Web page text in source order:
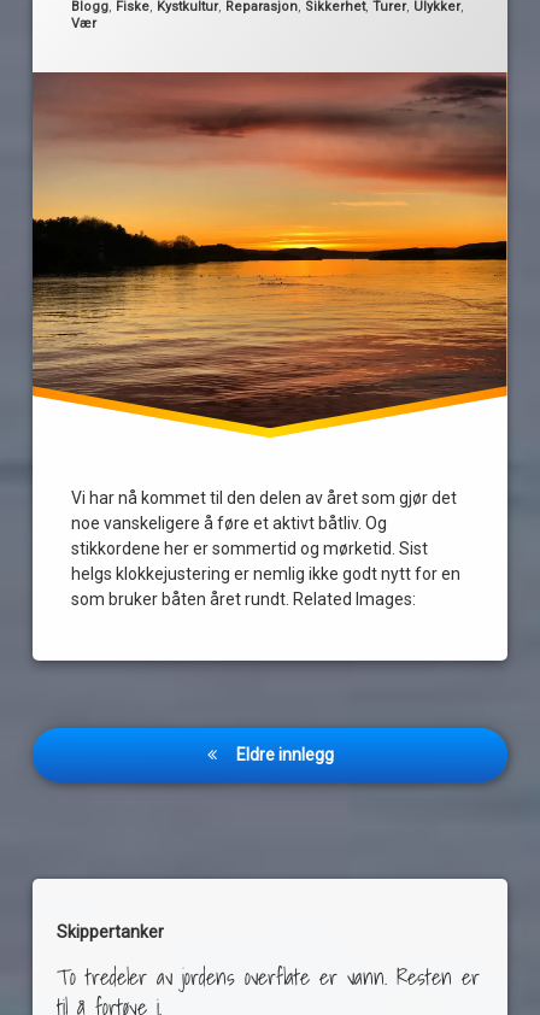
Kategorier:
Blogg, Fiske, Kystkultur, Reparasjon, Sikkerhet,Turer, Ulykker,
Vær
Vi har nå kommet til den delen av året som gjør det
noe vanskeligere å føre et aktivt båtliv. Og
stikkordene her er sommertid og mørketid. Sist
helgs klokkejustering er nemlig ikke godt nytt for en
som bruker båten året rundt. Related Images:
hummersesongen
sommertid
varmekolber
vintertid
oss
Innleggnavigasjon
Eldre innlegg
Skippertanker
To tredeler av jordens overflate er vann. Resten er
til å fortøye i.